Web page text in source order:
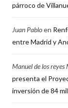
párroco de
Juan Pabloen
entre Madrid y
Manuel de los reyes
presenta el
inversión de 84